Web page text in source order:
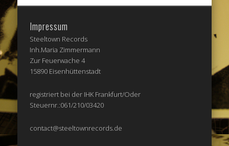
Impressum
Steeltown Records
Inh.Maria Zimmermann
Zur Feuerwache 4
15890 Eisenhüttenstadt
registriert bei der IHK Frankfurt/Oder
Steuernr.:061/210/03420
contact@steeltownrecords.de